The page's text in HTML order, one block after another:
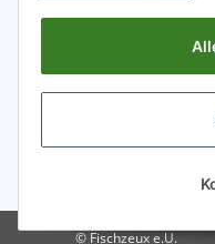
* Alle Preise inkl. gesetzlicher
© Fischzeux e.U.